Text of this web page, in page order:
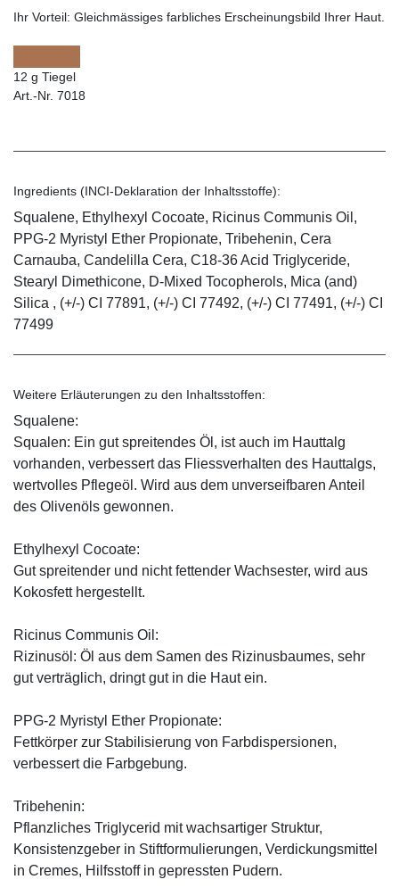
Ihr Vorteil: Gleichmässiges farbliches Erscheinungsbild Ihrer Haut.
12 g Tiegel
Art.-Nr. 7018
Ingredients (INCI-Deklaration der Inhaltsstoffe):
Squalene, Ethylhexyl Cocoate, Ricinus Communis Oil,
PPG-2 Myristyl Ether Propionate, Tribehenin, Cera
Carnauba, Candelilla Cera, C18-36 Acid Triglyceride,
Stearyl Dimethicone, D-Mixed Tocopherols, Mica (and)
Silica , (+/-) CI 77891, (+/-) CI 77492, (+/-) CI 77491, (+/-) CI
77499
Weitere Erläuterungen zu den Inhaltsstoffen:
Squalene:
Squalen: Ein gut spreitendes Öl, ist auch im Hauttalg
vorhanden, verbessert das Fliessverhalten des Hauttalgs,
wertvolles Pflegeöl. Wird aus dem unverseifbaren Anteil
des Olivenöls gewonnen.
Ethylhexyl Cocoate:
Gut spreitender und nicht fettender Wachsester, wird aus
Kokosfett hergestellt.
Ricinus Communis Oil:
Rizinusöl: Öl aus dem Samen des Rizinusbaumes, sehr
gut verträglich, dringt gut in die Haut ein.
PPG-2 Myristyl Ether Propionate:
Fettkörper zur Stabilisierung von Farbdispersionen,
verbessert die Farbgebung.
Tribehenin:
Pflanzliches Triglycerid mit wachsartiger Struktur,
Konsistenzgeber in Stiftformulierungen, Verdickungsmittel
in Cremes, Hilfsstoff in gepressten Pudern.